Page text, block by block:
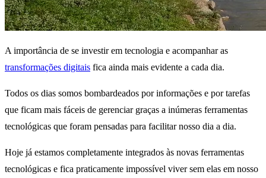
A importância de se investir em tecnologia e acompanhar as
transformações digitais fica ainda mais evidente a cada dia.
Todos os dias somos bombardeados por informações e por tarefas
que ficam mais fáceis de gerenciar graças a inúmeras ferramentas
tecnológicas que foram pensadas para facilitar nosso dia a dia.
Hoje já estamos completamente integrados às novas ferramentas
tecnológicas e fica praticamente impossível viver sem elas em nosso